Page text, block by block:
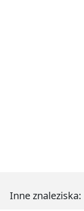
Inne znaleziska: